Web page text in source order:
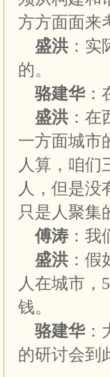
方方面面来
盛洪 ：
的。
骆建华：
盛洪 ：
一方面城市
人算，咱们
人，但是没
只是人聚集
傅涛 ：
盛洪 ：
人在城市，
钱。
骆建华：
的研讨会到